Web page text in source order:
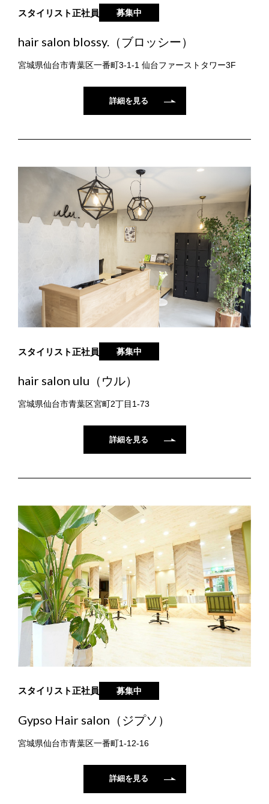
スタイリスト正社員 募集中
hair salon blossy.（ブロッシー）
宮城県仙台市青葉区一番町3-1-1 仙台ファーストタワー3F
詳細を見る
スタイリスト正社員 募集中
hair salon ulu（ウル）
宮城県仙台市青葉区宮町2丁目1-73
詳細を見る
スタイリスト正社員 募集中
Gypso Hair salon（ジプソ）
宮城県仙台市青葉区一番町1-12-16
詳細を見る